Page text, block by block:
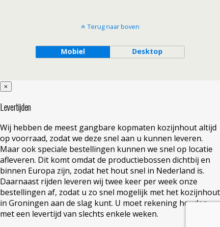
Terug naar boven
Mobiel Desktop
×
Levertijden
Wij hebben de meest gangbare kopmaten kozijnhout altijd
op voorraad, zodat we deze snel aan u kunnen leveren.
Maar ook speciale bestellingen kunnen we snel op locatie
afleveren. Dit komt omdat de productiebossen dichtbij en
binnen Europa zijn, zodat het hout snel in Nederland is.
Daarnaast rijden leveren wij twee keer per week onze
bestellingen af, zodat u zo snel mogelijk met het kozijnhout
in Groningen aan de slag kunt. U moet rekening houden
met een levertijd van slechts enkele weken.